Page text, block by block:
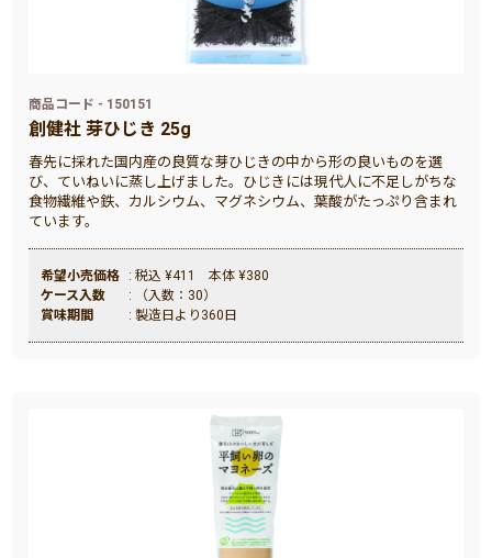
商品コード - 150151
創健社 芽ひじき 25g
春先に採れた国内産の良質な芽ひじきの中から形の良いものを選
び、ていねいに蒸し上げました。ひじきには現代人に不足しがちな
食物繊維や鉄、カルシウム、マグネシウム、葉酸がたっぷり含まれ
ています。
希望小売価格
: 税込 ¥411 本体 ¥380
ケース入数
: （入数：30）
賞味期間
: 製造日より360日